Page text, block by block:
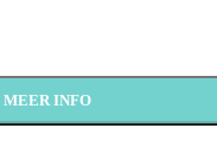
MEER INFO